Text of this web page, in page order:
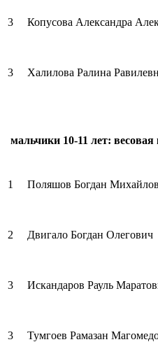
3 Копусова Александра
3 Халилова Ралина
мальчики 10-11 лет: весовая
1 Поляшов Богдан
2 Двигало Богдан Олегович
3 Искандаров Рауль
3 Тумгоев Рамазан